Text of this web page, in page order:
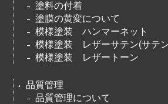
塗料の付着
塗膜の黄変について
模様塗装 ハンマーネット
模様塗装 レザーサテン(サテン
模様塗装 レザートーン
品質管理
品質管理について